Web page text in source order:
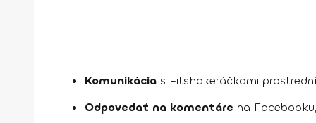
Komunikácia s Fitshakeráčkami
Odpovedať na komentáre na